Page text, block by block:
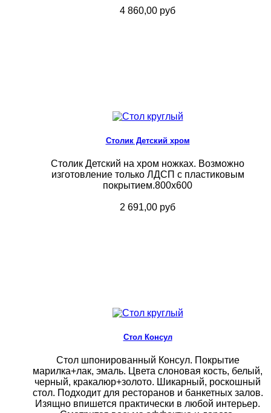
4 860,00 руб
Столик Детский хром
Столик Детский на хром ножках. Возможно
изготовление только ЛДСП с пластиковым
покрытием.800х600
2 691,00 руб
Стол Консул
Стол шпонированный Консул. Покрытие
марилка+лак, эмаль. Цвета слоновая кость, белый,
черный, кракалюр+золото. Шикарный, роскошный
стол. Подходит для ресторанов и банкетных залов.
Изящно впишется практически в любой интерьер.